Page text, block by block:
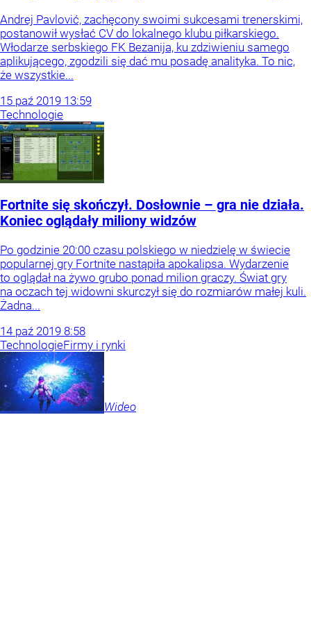
Andrej Pavlović, zachęcony swoimi sukcesami trenerskimi,
postanowił wysłać CV do lokalnego klubu piłkarskiego.
Włodarze serbskiego FK Bezanija, ku zdziwieniu samego
aplikującego, zgodzili się dać mu posadę analityka. To nic,
że wszystkie...
15 paź 2019 13:59
Technologie
Fortnite się skończył. Dosłownie – gra nie działa.
Koniec oglądały miliony widzów
Po godzinie 20:00 czasu polskiego w niedzielę w świecie
popularnej gry Fortnite nastąpiła apokalipsa. Wydarzenie
to oglądał na żywo grubo ponad milion graczy. Świat gry
na oczach tej widowni skurczył się do rozmiarów małej kuli.
Żadna...
14 paź 2019 8:58
TechnologieFirmy i rynki
Wideo